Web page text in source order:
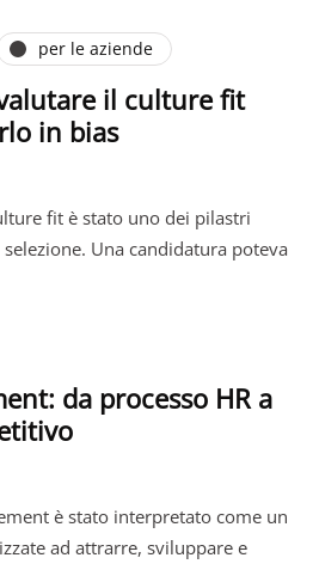
per le aziende
il culture fit
in bias
fit è stato uno dei pilastri
Una candidatura poteva
da processo HR a
è stato interpretato come un
ad attrarre, sviluppare e